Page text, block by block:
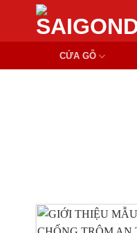
Chuyển
nội
CỬA GỖ